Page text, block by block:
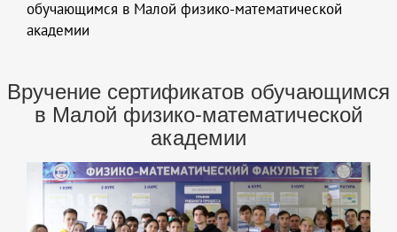
обучающимся в Малой физико-математической
академии
Вручение сертификатов обучающимся
в Малой физико-математической
академии